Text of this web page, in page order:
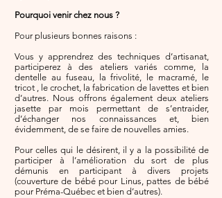
Pourquoi venir chez nous ?
Pour plusieurs bonnes raisons :
Vous y apprendrez des techniques d’artisanat,
participerez à des ateliers variés comme, la
dentelle au fuseau, la frivolité, le macramé, le
tricot , le crochet, la fabrication de lavettes et bien
d’autres. Nous offrons également deux ateliers
jasette par mois permettant de s’entraider,
d’échanger nos connaissances et, bien
évidemment, de se faire de nouvelles amies.
Pour celles qui le désirent, il y a la possibilité de
participer à l’amélioration du sort de plus
démunis en participant à divers projets
(couverture de bébé pour Linus, pattes de bébé
pour Préma-Québec et bien d’autres).